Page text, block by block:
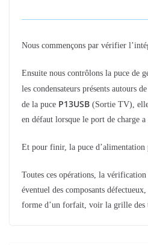
Nous commençons par vérifier
Ensuite nous contrôlons la puce de
les condensateurs présents autours de
de la puce P13USB (Sortie TV),
en défaut lorsque le port de charge
Et pour finir, la puce d’alimentation
Toutes ces opérations, la
éventuel des composants
forme d’un forfait, voir la grille des